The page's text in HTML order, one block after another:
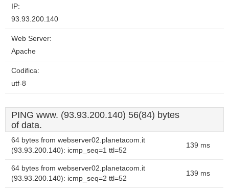
IP:
93.93.200.140
Web Server:
Apache
Codifica:
utf-8
PING www. (93.93.200.140) 56(84) bytes
of data.
64 bytes from webserver02.planetacom.it
(93.93.200.140): icmp_seq=1 ttl=52
139 ms
64 bytes from webserver02.planetacom.it
(93.93.200.140): icmp_seq=2 ttl=52
139 ms